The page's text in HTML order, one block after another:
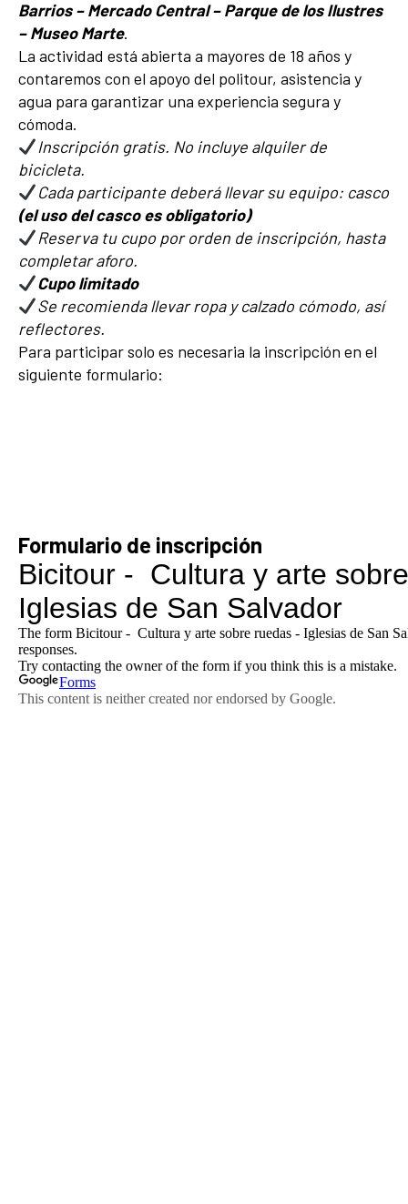
Barrios – Mercado Central – Parque de los Ilustres
– Museo Marte.
La actividad está abierta a mayores de 18 años y
contaremos con el apoyo del politour, asistencia y
agua para garantizar una experiencia segura y
cómoda.
Inscripción gratis. No incluye alquiler de
bicicleta.
Cada participante deberá llevar su equipo: casco
(el uso del casco es obligatorio)
Reserva tu cupo por orden de inscripción, hasta
completar aforo.
Cupo limitado
Se recomienda llevar ropa y calzado cómodo, así
reflectores.
Para participar solo es necesaria la inscripción en el
siguiente formulario:
Formulario de inscripción